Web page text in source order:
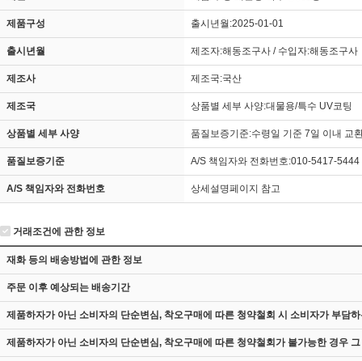
제품구성 출시년월:2025-01-01
출시년월 제조자:해동조구사 / 수입자:해동조구사
제조사 제조국:국산
제조국 상품별 세부 사양:대물용/특수 UV코팅
상품별 세부 사양 품질보증기준:수령일 기준 7일 이내 교
품질보증기준 A/S 책임자와 전화번호:010-5417-5444
A/S 책임자와 전화번호 상세설명페이지 참고
거래조건에 관한 정보
재화 등의 배송방법에 관한 정보
주문 이후 예상되는 배송기간
제품하자가 아닌 소비자의 단순변심, 착오구매에 따른 청약철회 시 소비자가 부담
제품하자가 아닌 소비자의 단순변심, 착오구매에 따른 청약철회가 불가능한 경우